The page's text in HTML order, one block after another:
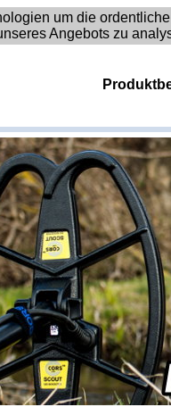
um die
Angebots zu